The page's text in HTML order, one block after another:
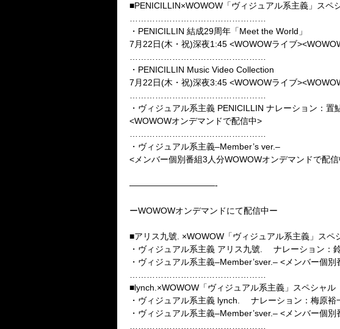
■PENICILLIN×WOWOW「ヴィジュアル系主義」スペ
・PENICILLIN 結成29周年「Meet the World」
7月22日(木・祝)深夜1:45 <WOWOWライブ
・PENICILLIN Music Video Collection
7月22日(木・祝)深夜3:45 <WOWOWライブ
・ヴィジュアル系主義 PENICILLIN ナレーション：置
<WOWOWオンデマンドで配信中>
・ヴィジュアル系主義–Member’s ver.–
<メンバー個別番組3人分WOWOWオンデマンドで配
——————————-
ーWOWOWオンデマンドにて配信中ー
■アリス九號. ×WOWOW「ヴィジュアル系主義」スペ
・ヴィジュアル系主義 アリス九號. ナレーション：
・ヴィジュアル系主義–Member’sver.– <メンバー個別
■lynch.×WOWOW「ヴィジュアル系主義」スペシャル
・ヴィジュアル系主義 lynch. ナレーション：梅原裕
・ヴィジュアル系主義–Member’sver.– <メンバー個別